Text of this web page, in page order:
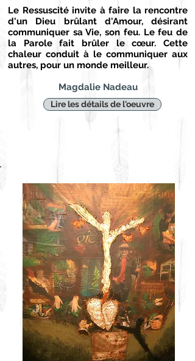
Le Ressuscité invite à faire la rencontre
d'un Dieu brûlant d'Amour, désirant
communiquer sa Vie, son feu. Le feu de
la Parole fait brûler le cœur. Cette
chaleur conduit à le communiquer aux
autres, pour un monde meilleur.
Magdalie Nadeau
Lire les détails de l'oeuvre